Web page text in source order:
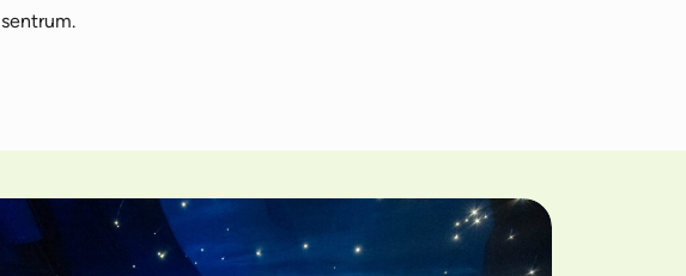
sentrum.